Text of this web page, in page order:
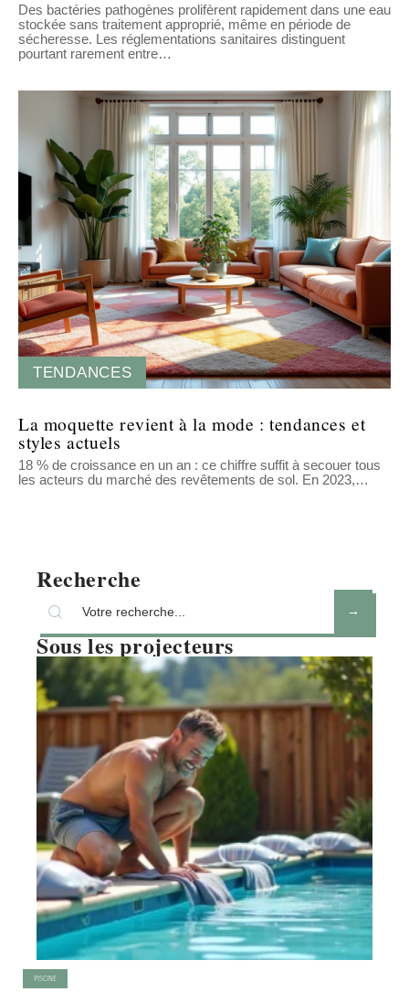
Des bactéries pathogènes prolifèrent rapidement dans une eau
stockée sans traitement approprié, même en période de
sécheresse. Les réglementations sanitaires distinguent
pourtant rarement entre…
TENDANCES
La moquette revient à la mode : tendances et
styles actuels
18 % de croissance en un an : ce chiffre suffit à secouer tous
les acteurs du marché des revêtements de sol. En 2023,…
Recherche
Sous les projecteurs
PISCINE